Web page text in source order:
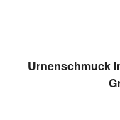
Urnenschmuck